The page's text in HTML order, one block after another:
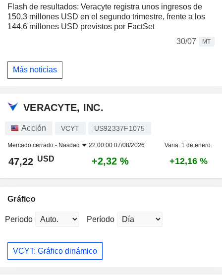
Flash de resultados: Veracyte registra unos ingresos de
150,3 millones USD en el segundo trimestre, frente a los
144,6 millones USD previstos por FactSet
30/07
MT
Más noticias
VERACYTE, INC.
Acción VCYT US92337F1075
Mercado cerrado - Nasdaq 22:00:00 07/08/2026 Varia. 1 de enero.
47,22 USD +2,32 % +12,16 %
Gráfico
Periodo Período
VCYT: Gráfico dinámico